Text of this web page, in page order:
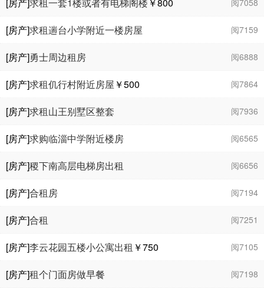
阅7159
[房产]求租遄台小学附近一楼房屋
阅6888
[房产]勇士周边租房
阅7864
[房产]求租仉行村附近房屋 ￥500
阅7936
[房产]求租山王别墅区整套
阅6565
[房产]求购临淄中学附近楼房
阅6656
[房产]稷下南高层电梯房出租
阅7194
[房产]合租房
阅7251
[房产]合租
阅7105
[房产]李云花园五楼小公寓出租 ￥750
阅7198
[房产]租个门面房做早餐